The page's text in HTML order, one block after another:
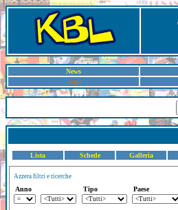
News
Sigle
Lista Schede Galleria
Azzera filtri e ricerche
Anno Tipo Paese